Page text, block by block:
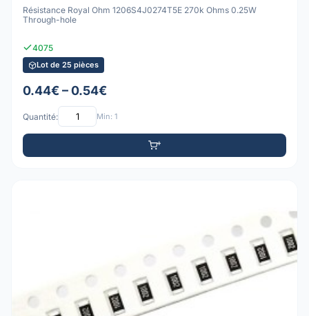
Résistance Royal Ohm 1206S4J0274T5E 270k Ohms 0.25W
Through-hole
4075
Lot de 25 pièces
0.44€ – 0.54€
Quantité: Min: 1